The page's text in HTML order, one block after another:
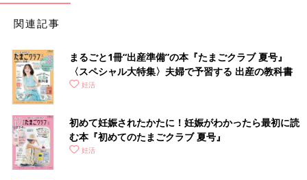
関連記事
まるごと1冊“出産準備”の本『たまごクラブ 夏号』
〈スペシャル大特集〉夫婦で予習する 出産の教科書
妊活
初めて妊娠されたかたに！妊娠がわかったら最初に読
む本『初めてのたまごクラブ 夏号』
妊活